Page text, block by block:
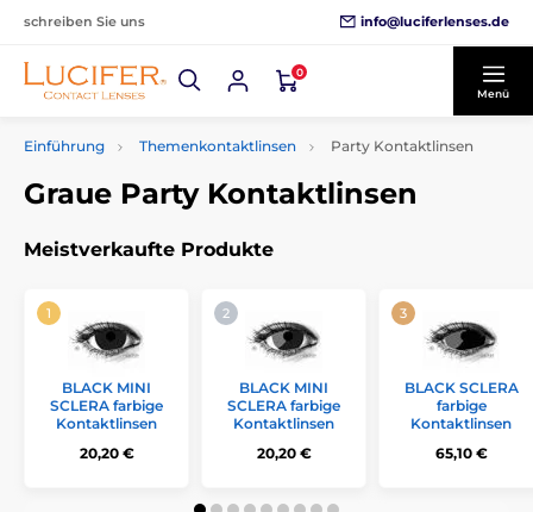
schreiben Sie uns info@luciferlenses.de
0
Menü
Einführung Themenkontaktlinsen Party Kontaktlinsen
Graue Party Kontaktlinsen
Meistverkaufte Produkte
BLACK MINI
SCLERA farbige
Kontaktlinsen
20,20 €
BLACK MINI
SCLERA farbige
Kontaktlinsen
20,20 €
BLACK SCLERA
farbige
Kontaktlinsen
65,10 €